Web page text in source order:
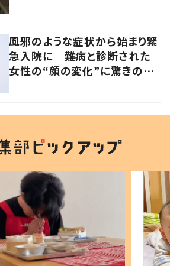
聞いた
風邪のような症状から始まり緊
急入院に 難病と診断された
女性の“顔の変化”に驚きの